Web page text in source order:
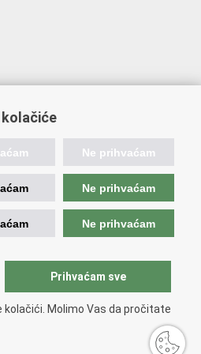
Ne prihvaćam
Ne prihvaćam
Ne prihvaćam
Prihvaćam sve
Molimo Vas da pročitate